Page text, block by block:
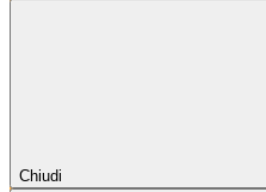
Chiudi